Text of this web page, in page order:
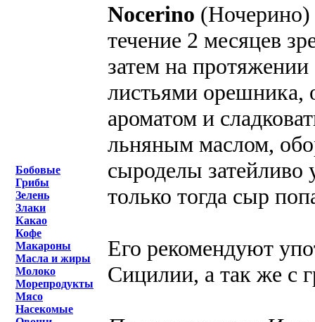
Бобовые
Грибы
Зелень
Злаки
Какао
Кофе
Макароны
Масла и жиры
Молоко
Морепродукты
Мясо
Насекомые
Nocerino (Ночерино)
течение 2 месяцев
затем на
листьями
ароматом и
льняным маслом,
сыроделы
только тогда сыр
Его рекомендуют
Сицилии, а так же с